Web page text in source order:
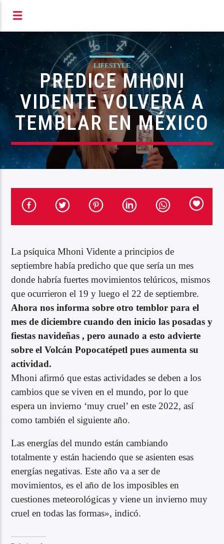
RADIOFÓNICOS DE
LIFESTYLE
PREDICE MHONI
VIDENTE VOLVERÁ A
TEMBLAR EN MÉXICO
La psíquica Mhoni Vidente a principios de
septiembre había predicho que que sería un mes
donde habría fuertes movimientos telúricos, mismos
que ocurrieron el 19 y luego el 22 de septiembre.
Ahora nos informa sobre otro temblor para el
mes de diciembre cuando den inicio las posadas y
fiestas navideñas , pero aunado a esto advierte
sobre el Volcán Popocatépetl pues aumenta su
actividad.
Mhoni afirmó que estas actividades se deben a los
cambios que se viven en el mundo, por lo que
espera un invierno ‘muy cruel’ en este 2022, así
como también el siguiente año.
Las energías del mundo están cambiando
totalmente y están haciendo que se asienten esas
energías negativas. Este año va a ser de
movimientos, es el año de los imposibles en
cuestiones meteorológicas y viene un invierno muy
cruel en todas las formas», indicó.